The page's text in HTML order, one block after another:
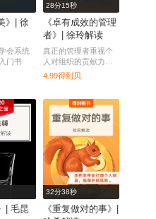
》| 徐
会系统
门书
28分15秒
《卓有成效的管理
者》| 徐玲解读
真正的管理者重视个
人对组织的贡献力和
影响力。
4.99得到贝
| 毛昆
32分38秒
《重复做对的事》|